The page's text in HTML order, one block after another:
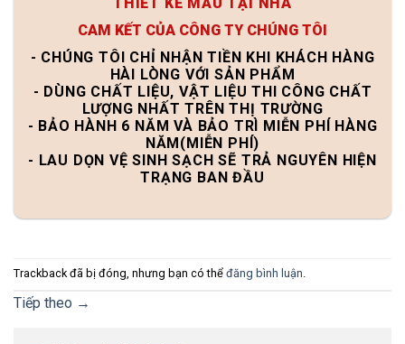
THIẾT KẾ MẪU TẠI NHÀ
CAM KẾT CỦA CÔNG TY CHÚNG TÔI
- CHÚNG TÔI CHỈ NHẬN TIỀN KHI KHÁCH HÀNG
HÀI LÒNG VỚI SẢN PHẨM
- DÙNG CHẤT LIỆU, VẬT LIỆU THI CÔNG CHẤT
LƯỢNG NHẤT TRÊN THỊ TRƯỜNG
- BẢO HÀNH 6 NĂM VÀ BẢO TRÌ MIỄN PHÍ HÀNG
NĂM(MIỄN PHÍ)
- LAU DỌN VỆ SINH SẠCH SẼ TRẢ NGUYÊN HIỆN
TRẠNG BAN ĐẦU
Trackback đã bị đóng, nhưng bạn có thể đăng bình luận.
Tiếp theo →